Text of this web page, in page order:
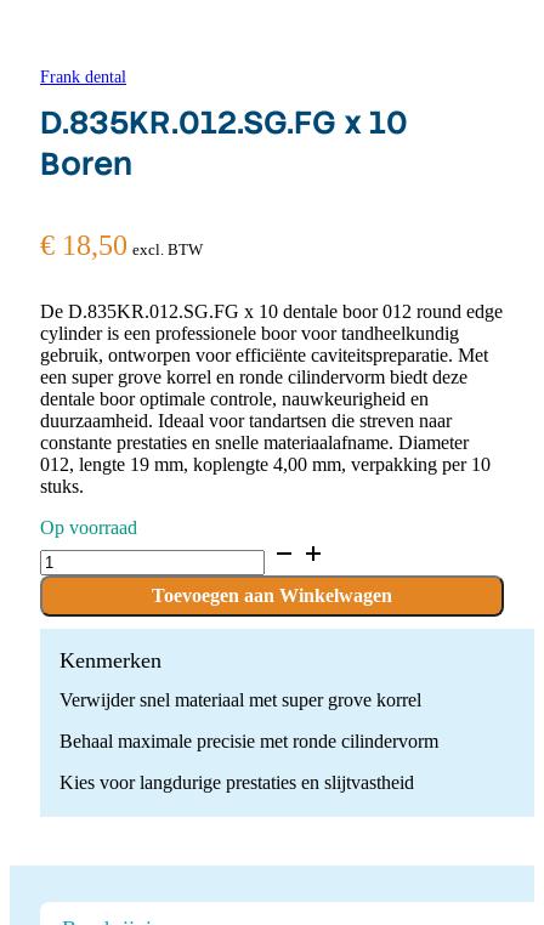
Frank dental
D.835KR.012.SG.FG x 10
Boren
€ 18,50 excl. BTW
De D.835KR.012.SG.FG x 10 dentale boor 012 round edge
cylinder is een professionele boor voor tandheelkundig
gebruik, ontworpen voor efficiënte caviteitspreparatie. Met
een super grove korrel en ronde cilindervorm biedt deze
dentale boor optimale controle, nauwkeurigheid en
duurzaamheid. Ideaal voor tandartsen die streven naar
constante prestaties en snelle materiaalafname. Diameter
012, lengte 19 mm, koplengte 4,00 mm, verpakking per 10
stuks.
Op voorraad
D.835KR.012.SG.FG
x
Boren
quantity
Toevoegen aan Winkelwagen
Kenmerken
Verwijder snel materiaal met super grove korrel
Behaal maximale precisie met ronde cilindervorm
Kies voor langdurige prestaties en slijtvastheid